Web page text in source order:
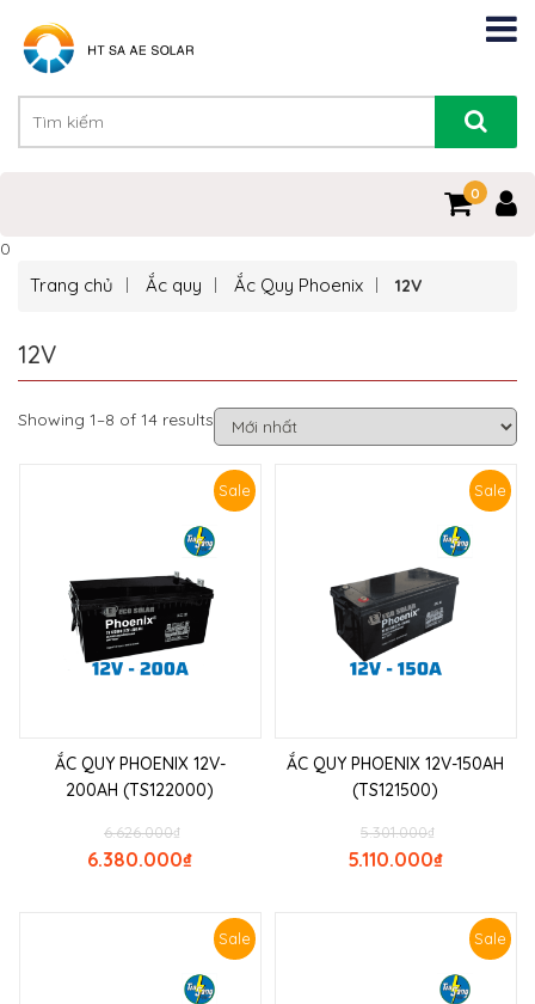
0
0
Trang chủ Ắc quy Ắc Quy Phoenix 12V
12V
Showing 1–8 of 14 results
Sale
ẮC QUY PHOENIX 12V-
200AH (TS122000)
₫
6.626.000
₫
6.380.000
Sale
ẮC QUY PHOENIX 12V-150AH
(TS121500)
₫
5.301.000
₫
5.110.000
Sale Sale